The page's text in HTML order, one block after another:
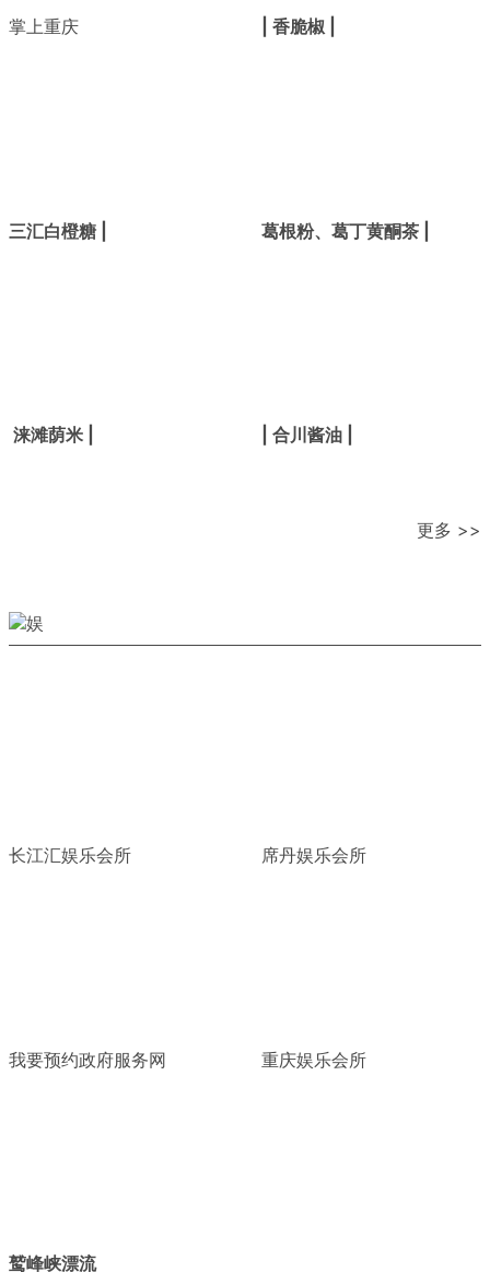
掌上重庆 | 香脆椒 |
三汇白橙糖 | 葛根粉、葛丁黄酮茶 |
涞滩荫米 | | 合川酱油 |
更多 >>
长江汇娱乐会所 席丹娱乐会所
我要预约政府服务网 重庆娱乐会所
鹫峰峡漂流